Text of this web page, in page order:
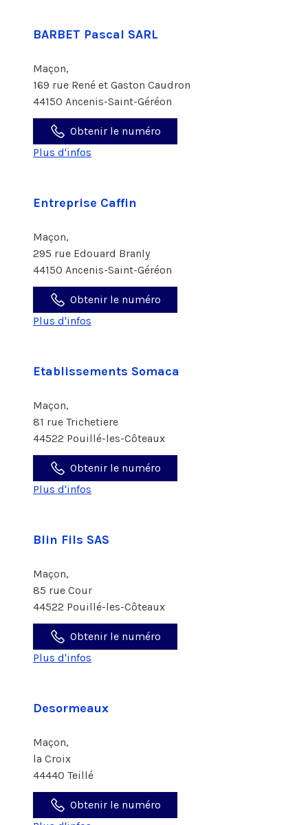
BARBET Pascal SARL
Maçon,
169 rue René et Gaston Caudron
44150 Ancenis-Saint-Géréon
Obtenir le numéro
Plus d'infos
Entreprise Caffin
Maçon,
295 rue Edouard Branly
44150 Ancenis-Saint-Géréon
Obtenir le numéro
Plus d'infos
Etablissements Somaca
Maçon,
81 rue Trichetiere
44522 Pouillé-les-Côteaux
Obtenir le numéro
Plus d'infos
Blin Fils SAS
Maçon,
85 rue Cour
44522 Pouillé-les-Côteaux
Obtenir le numéro
Plus d'infos
Desormeaux
Maçon,
la Croix
44440 Teillé
Obtenir le numéro